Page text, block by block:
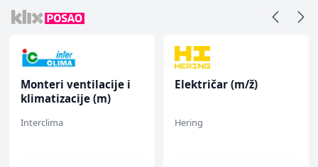
Monteri ventilacije i
klimatizacije (m)
Interclima
Električar (m/ž)
Hering